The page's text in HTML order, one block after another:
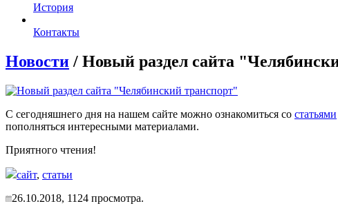
История
Контакты
Новости / Новый раздел сайта
С сегодняшнего дня на нашем сайте можно ознакомиться со статьями
пополняться интересными материалами.
Приятного чтения!
сайт, статьи
26.10.2018, 1124 просмотра.